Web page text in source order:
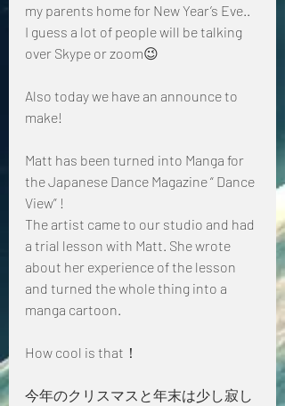
my parents home for New Year’s Eve..
I guess a lot of people will be talking
over Skype or zoom😉
Also today we have an announce to
make!
Matt has been turned into Manga for
the Japanese Dance Magazine “ Dance
View” !
The artist came to our studio and had
a trial lesson with Matt. She wrote
about her experience of the lesson
and turned the whole thing into a
manga cartoon.
How cool is that！
今年のクリスマスと年末は少し寂し